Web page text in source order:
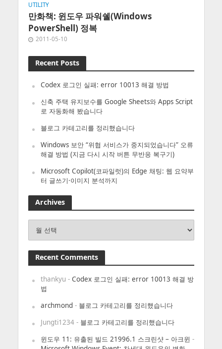
UTILITY
만화책: 윈도우 파워쉘(Windows
PowerShell) 정복
2011-05-10
Recent Posts
Codex 로그인 실패: error 10013 해결 방법
신축 주택 유지보수를 Google Sheets와 Apps Script
로 자동화해 봤습니다
블로그 카테고리를 정리했습니다
Windows 보안 “위협 서비스가 중지되었습니다” 오류
해결 방법 (지금 다시 시작 버튼 무반응 복구기)
Microsoft Copilot(코파일럿)의 Edge 채팅: 웹 요약부
터 글쓰기·이미지 분석까지
Archives
Recent Comments
thankyu - Codex 로그인 실패: error 10013 해결 방
법
archmond- 블로그 카테고리를 정리했습니다
Jungti1234- 블로그 카테고리를 정리했습니다
윈도우 11: 유출된 빌드 21996.1 스크린샷 – 아크윈 -